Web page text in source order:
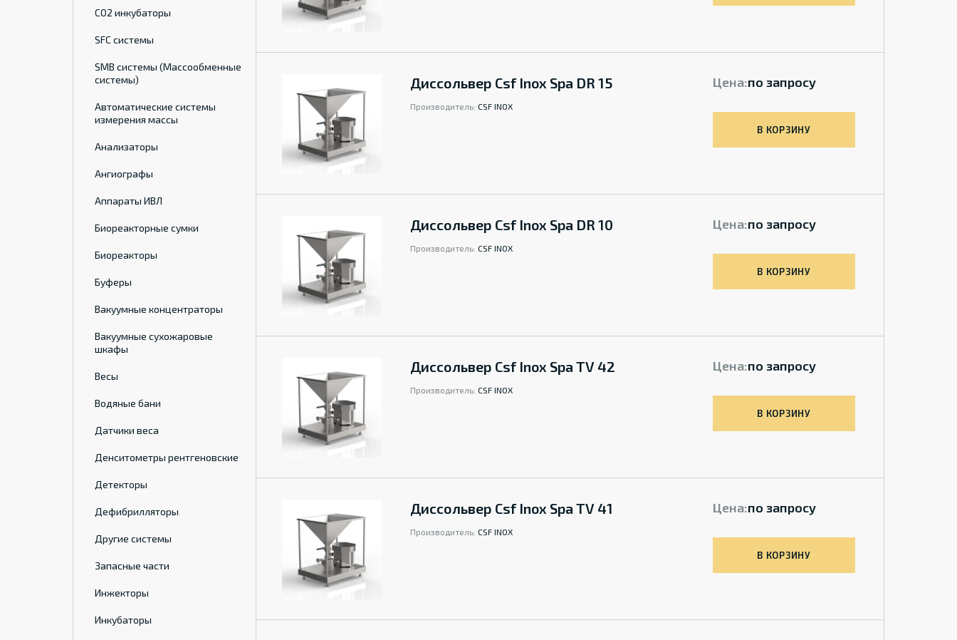
CO2 инкубаторы
SFC системы
SMB системы (Массообменные
системы)
Автоматические системы
измерения массы
Анализаторы
Ангиографы
Аппараты ИВЛ
Биореакторные сумки
Биореакторы
Буферы
Вакуумные концентраторы
Вакуумные сухожаровые
шкафы
Весы
Водяные бани
Датчики веса
Денситометры рентгеновские
Детекторы
Дефибрилляторы
Другие системы
Запасные части
Инжекторы
Инкубаторы
Диссольвер Csf Inox Spa DR 15
Производитель: CSF INOX
Цена:по запросу
В КОРЗИНУ
Диссольвер Csf Inox Spa DR 10
Производитель: CSF INOX
Цена:по запросу
В КОРЗИНУ
Диссольвер Csf Inox Spa TV 42
Производитель: CSF INOX
Цена:по запросу
В КОРЗИНУ
Диссольвер Csf Inox Spa TV 41
Производитель: CSF INOX
Цена:по запросу
В КОРЗИНУ